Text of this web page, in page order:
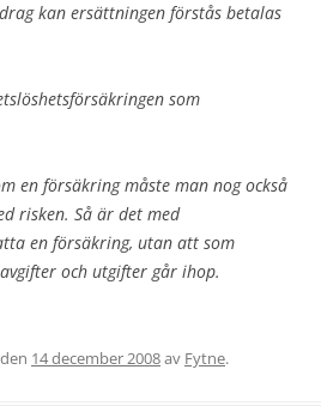
kan ersättningen förstås betalas
som
en försäkring måste man nog också
risken. Så är det med
en försäkring, utan att som
och utgifter går ihop.
den 14 december 2008av Fytne.